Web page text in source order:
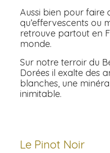
Aussi bien pour faire
qu’effervescents ou
retrouve partout en
monde.
Sur notre terroir du
Dorées il exalte des
blanches, une
inimitable.
Le Pinot Noir